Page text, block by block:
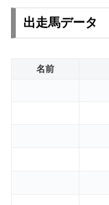
出走馬データ
名前